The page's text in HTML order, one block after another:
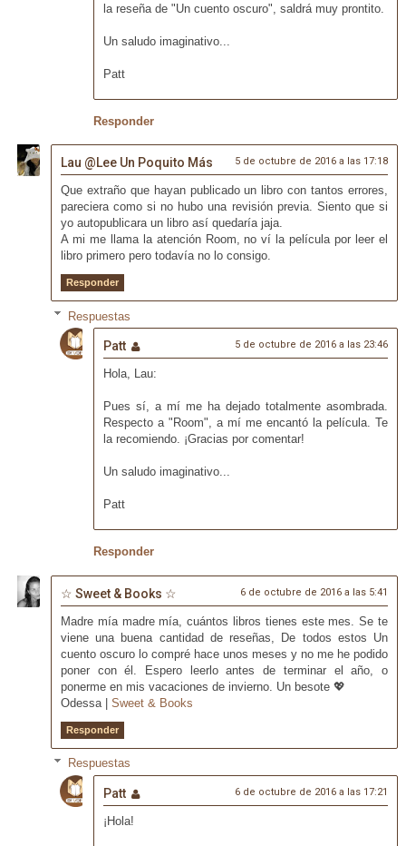
la reseña de "Un cuento oscuro", saldrá muy prontito.
Un saludo imaginativo...
Patt
Responder
Lau @Lee Un Poquito Más 5 de octubre de 2016 a las 17:18
Que extraño que hayan publicado un libro con tantos errores,
pareciera como si no hubo una revisión previa. Siento que si
yo autopublicara un libro así quedaría jaja.
A mi me llama la atención Room, no ví la película por leer el
libro primero pero todavía no lo consigo.
Responder
Respuestas
Patt 5 de octubre de 2016 a las 23:46
Hola, Lau:
Pues sí, a mí me ha dejado totalmente asombrada.
Respecto a "Room", a mí me encantó la película. Te
la recomiendo. ¡Gracias por comentar!
Un saludo imaginativo...
Patt
Responder
☆ Sweet & Books ☆ 6 de octubre de 2016 a las 5:41
Madre mía madre mía, cuántos libros tienes este mes. Se te
viene una buena cantidad de reseñas, De todos estos Un
cuento oscuro lo compré hace unos meses y no me he podido
poner con él. Espero leerlo antes de terminar el año, o
ponerme en mis vacaciones de invierno. Un besote 💖
Odessa | Sweet & Books
Responder
Respuestas
Patt 6 de octubre de 2016 a las 17:21
¡Hola!